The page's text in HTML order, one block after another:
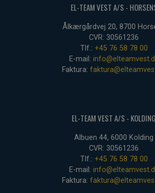
EL-TEAM VEST A/S -
Ålkærgårdvej 20, 8700
CVR: 30561236
Tlf.: +45 76 58 78 00
E-mail:
Faktura:
EL-TEAM VEST A/S - KOLDING
Albuen 44, 6000 Kolding
CVR: 30561236
Tlf.: +45 76 58 78 00
E-mail:
Faktura: